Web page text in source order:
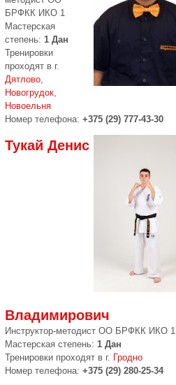
БРФКК ИКО 1
Мастерская
степень:1 Дан
Тренировки
проходят в г.
Дятлово,
Новогрудок,
Новоельня
Номер телефона:+375 (29) 777-43-30
Тукай Денис
Владимирович
Инструкто­р-методист ОО БРФКК ИКО 1
Мастерская степень:1 Дан
Тренировки проходят в г. Гродно
Номер телефона:+375 (29) 280-25-34